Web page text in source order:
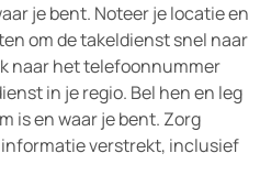
je bent. Noteer je locatie en
om de takeldienst snel naar
naar het telefoonnummer
in je regio. Bel hen en leg
is en waar je bent. Zorg
verstrekt, inclusief